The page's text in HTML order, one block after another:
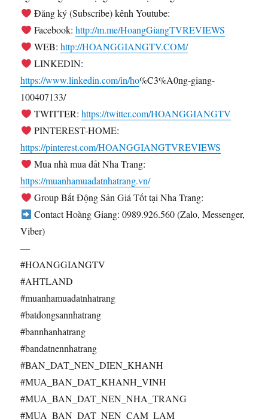
Đăng ký (Subscribe) kênh Youtube:
Facebook: http://m.me/HoangGiangTVREVIEWS
WEB: http://HOANGGIANGTV.COM/
LINKEDIN:
https://www.linkedin.com/in/ho%C3%A0ng-giang-
100407133/
TWITTER: https://twitter.com/HOANGGIANGTV
PINTEREST-HOME:
https://pinterest.com/HOANGGIANGTVREVIEWS
Mua nhà mua đất Nha Trang:
https://muanhamuadatnhatrang.vn/
Group Bất Động Sản Giá Tốt tại Nha Trang:
Contact Hoàng Giang: 0989.926.560 (Zalo, Messenger,
Viber)
—
#HOANGGIANGTV
#AHTLAND
#muanhamuadatnhatrang
#batdongsannhatrang
#bannhanhatrang
#bandatnennhatrang
#BAN_DAT_NEN_DIEN_KHANH
#MUA_BAN_DAT_KHANH_VINH
#MUA_BAN_DAT_NEN_NHA_TRANG
#MUA_BAN_DAT_NEN_CAM_LAM